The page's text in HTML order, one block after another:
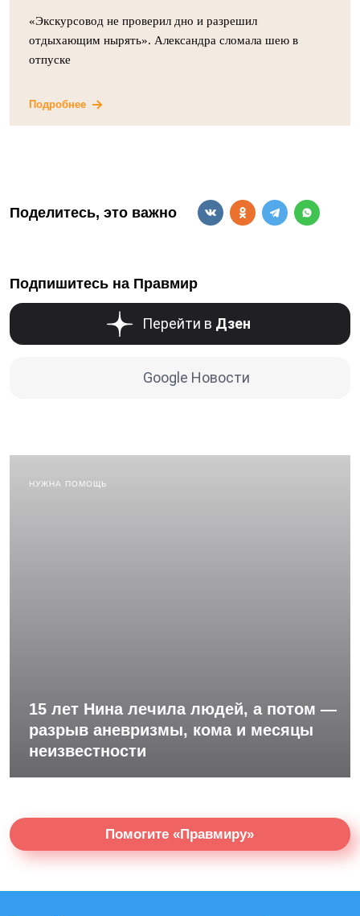
«Экскурсовод не проверил дно и разрешил
отдыхающим нырять». Александра сломала шею в
отпуске
Подробнее
Поделитесь, это важно
Подпишитесь на Правмир
Перейти в Дзен
Google Новости
НУЖНА ПОМОЩЬ
15 лет Нина лечила людей, а потом —
разрыв аневризмы, кома и месяцы
неизвестности
Помогите «Правмиру»